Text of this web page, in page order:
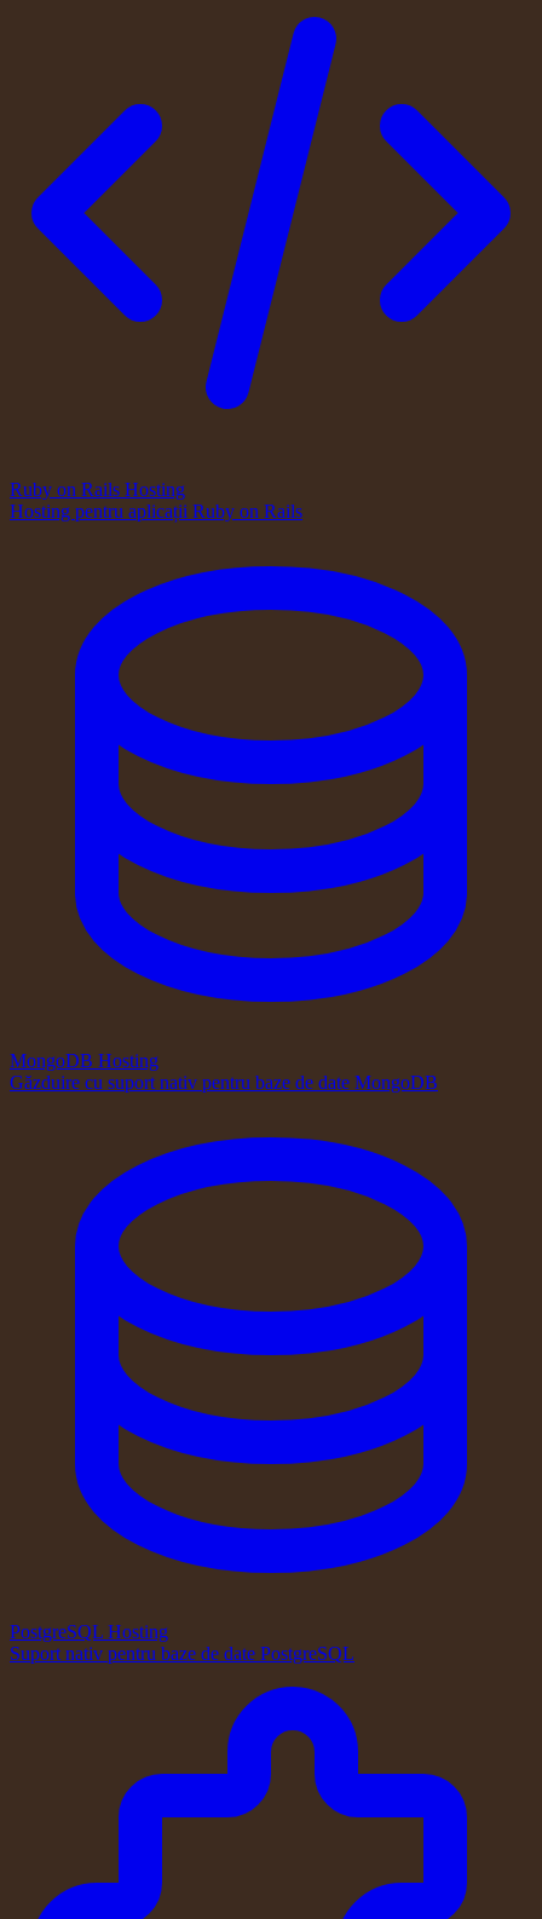
Ruby on Rails Hosting
Hosting pentru aplicații Ruby on Rails
MongoDB Hosting
Găzduire cu suport nativ pentru baze de date MongoDB
PostgreSQL Hosting
Suport nativ pentru baze de date PostgreSQL